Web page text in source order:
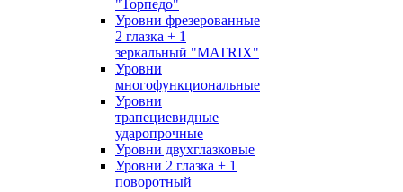
"Торпедо"
Уровни фрезерованные
2 глазка + 1
зеркальный "MATRIX"
Уровни
многофункциональные
Уровни
трапециевидные
ударопрочные
Уровни двухглазковые
Уровни 2 глазка + 1
поворотный